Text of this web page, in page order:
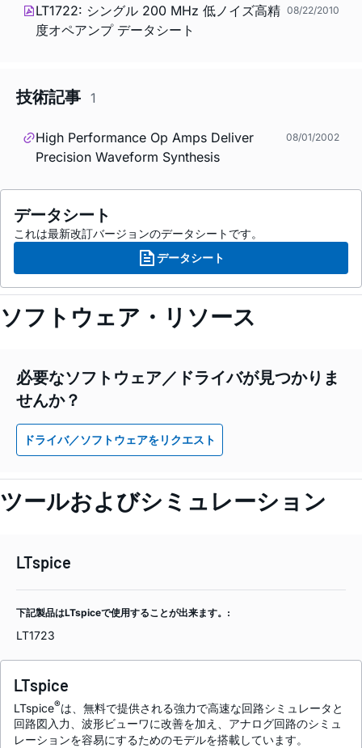
LT1722: シングル 200 MHz 低ノイズ高精
度オペアンプ データシート
08/22/2010
技術記事 1
High Performance Op Amps Deliver
Precision Waveform Synthesis
08/01/2002
データシート
これは最新改訂バージョンのデータシートです。
データシート
ソフトウェア・リソース
必要なソフトウェア／ドライバが見つかりま
せんか？
ドライバ／ソフトウェアをリクエスト
ツールおよびシミュレーション
LTspice
下記製品はLTspiceで使用することが出来ます。:
LT1723
LTspice
LTspice®は、無料で提供される強力で高速な回路シミュレータと
回路図入力、波形ビューワに改善を加え、アナログ回路のシミュ
レーションを容易にするためのモデルを搭載しています。